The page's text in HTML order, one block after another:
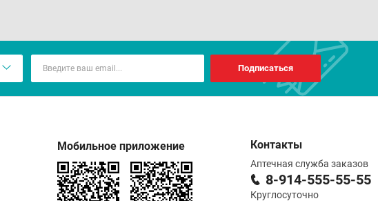
Подписаться
Мобильное приложение Контакты
Аптечная служба заказов
8-914-555-55-55
Круглосуточно